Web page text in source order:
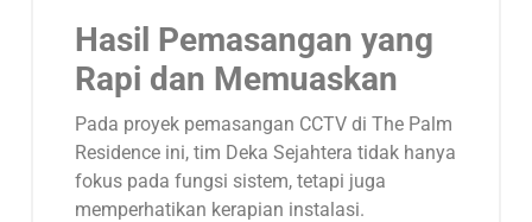
Hasil Pemasangan yang
Rapi dan Memuaskan
Pada proyek pemasangan CCTV di The Palm
Residence ini, tim Deka Sejahtera tidak hanya
fokus pada fungsi sistem, tetapi juga
memperhatikan kerapian instalasi.